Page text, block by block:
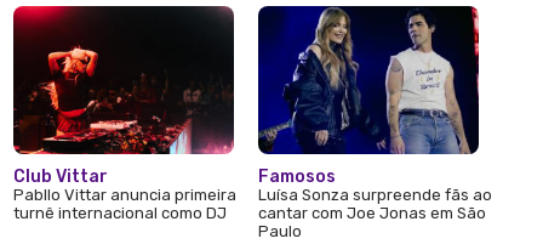
Club Vittar
Pabllo Vittar anuncia primeira
turnê internacional como DJ
Famosos
Luísa Sonza surpreende fãs ao
cantar com Joe Jonas em São
Paulo